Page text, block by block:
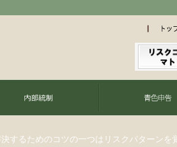
するためのコツの一つはリスクパターンを